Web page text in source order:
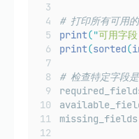
# 打印所有可用
print("可用字
print(sorted(
# 检查特定字段
missing_fields